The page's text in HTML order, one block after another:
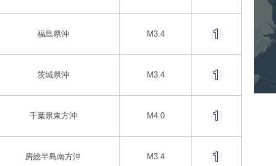
福島県沖 M3.4
茨城県沖 M3.4
千葉県東方沖 M4.0
房総半島南方沖 M3.4